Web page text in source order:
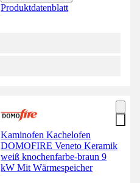
Produktdatenblatt
Kaminofen Kachelofen
DOMOFIRE Veneto Keramik
weiß knochenfarbe-braun 9
kW Mit Wärmespeicher